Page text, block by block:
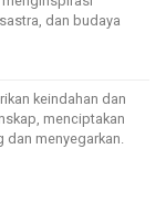
dan budaya
keindahan dan
menciptakan
dan menyegarkan.